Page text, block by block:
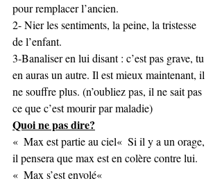
pour remplacer l’ancien.
2- Nier les sentiments, la peine, la tristesse
de l’enfant.
3-Banaliser en lui disant : c’est pas grave, tu
en auras un autre. Il est mieux maintenant, il
ne souffre plus. (n’oubliez pas, il ne sait pas
ce que c’est mourir par maladie)
Quoi ne pas dire?
«  Max est partie au ciel«  Si il y a un orage,
il pensera que max est en colère contre lui.
«  Max s’est envolé«